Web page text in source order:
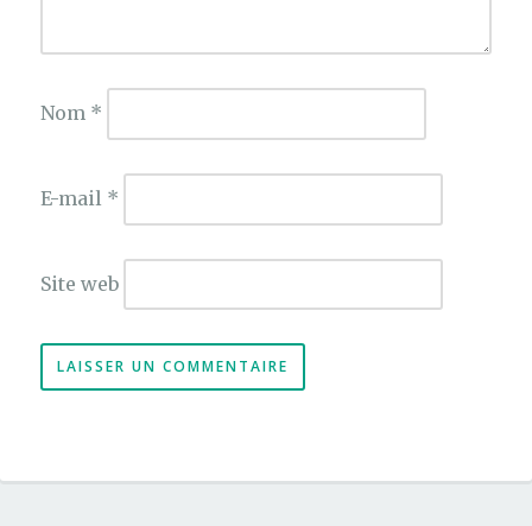
Nom *
E-mail *
Site web